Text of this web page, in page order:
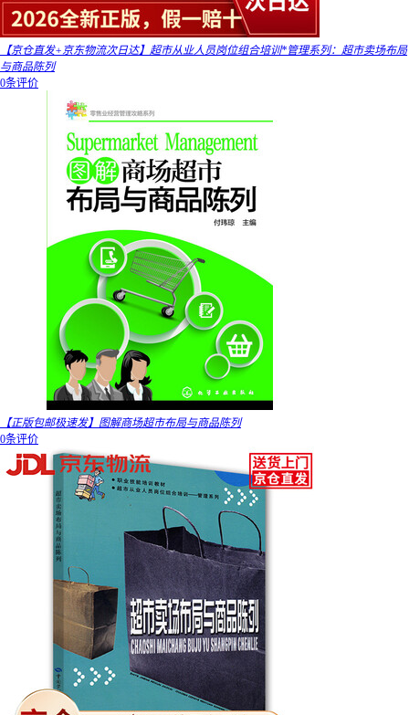
【京仓直发+京东物流次日达】超市从业人员岗位组合培训*管理系列：超市卖场布局
与商品陈列
0条评价
【正版包邮极速发】图解商场超市布局与商品陈列
0条评价